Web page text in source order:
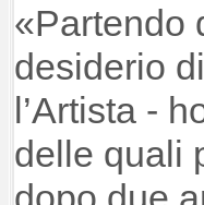
«Partendo
desiderio
l’Artista -
delle quali